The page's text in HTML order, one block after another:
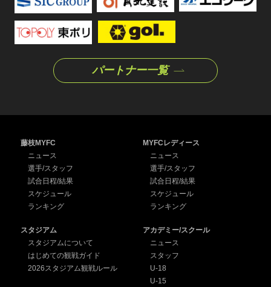
パートナー一覧
藤枝MYFC
ニュース
選手/スタッフ
試合日程/結果
スケジュール
ランキング
MYFCレディース
ニュース
選手/スタッフ
試合日程/結果
スケジュール
ランキング
スタジアム
スタジアムについて
はじめての観戦ガイド
2026スタジアム観戦ルール
アカデミー/スクール
ニュース
スタッフ
U-18
U-15